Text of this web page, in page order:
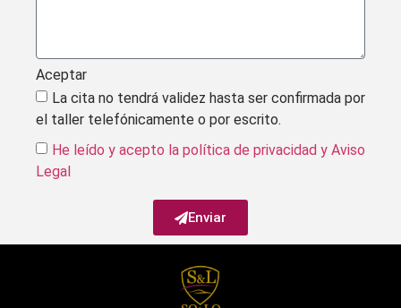
Aceptar
La cita no tendrá validez hasta ser confirmada por
el taller telefónicamente o por escrito.
He leído y acepto la política de privacidad y Aviso
Legal
Enviar